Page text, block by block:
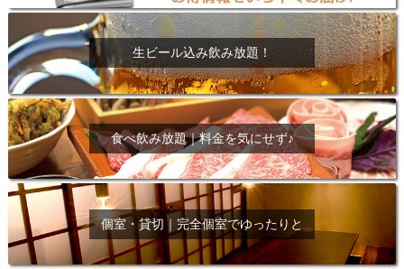
生ビール込み飲み放題！
食べ飲み放題｜料金を気にせず♪
個室・貸切｜完全個室でゆったりと